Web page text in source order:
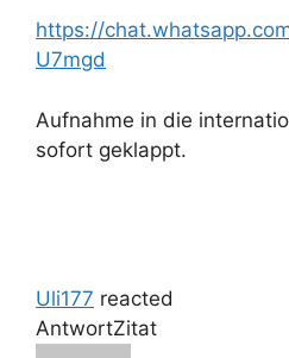
https://
U7mgd
Aufnahme in die
sofort geklappt.
Uli177 reacted
AntwortZitat